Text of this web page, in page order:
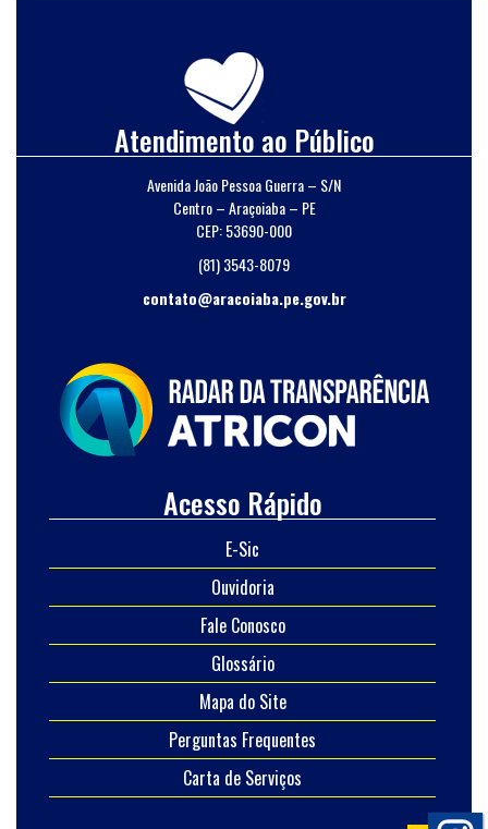
Atendimento ao Público
Avenida João Pessoa Guerra – S/N
Centro – Araçoiaba – PE
CEP: 53690-000
(81) 3543-8079
contato@aracoiaba.pe.gov.br
Acesso Rápido
E-Sic
Ouvidoria
Fale Conosco
Glossário
Mapa do Site
Perguntas Frequentes
Carta de Serviços